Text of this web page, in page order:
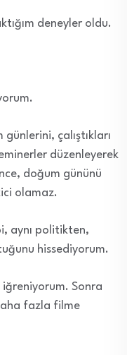
deneyler oldu.
çalıştıkları
düzenleyerek
doğum gününü
olamaz.
aynı politikten,
hissediyorum.
iğreniyorum. Sonra
fazla filme